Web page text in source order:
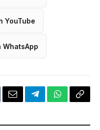
YouTube
WhatsApp
EmailTelegramWhatsApp
Copy